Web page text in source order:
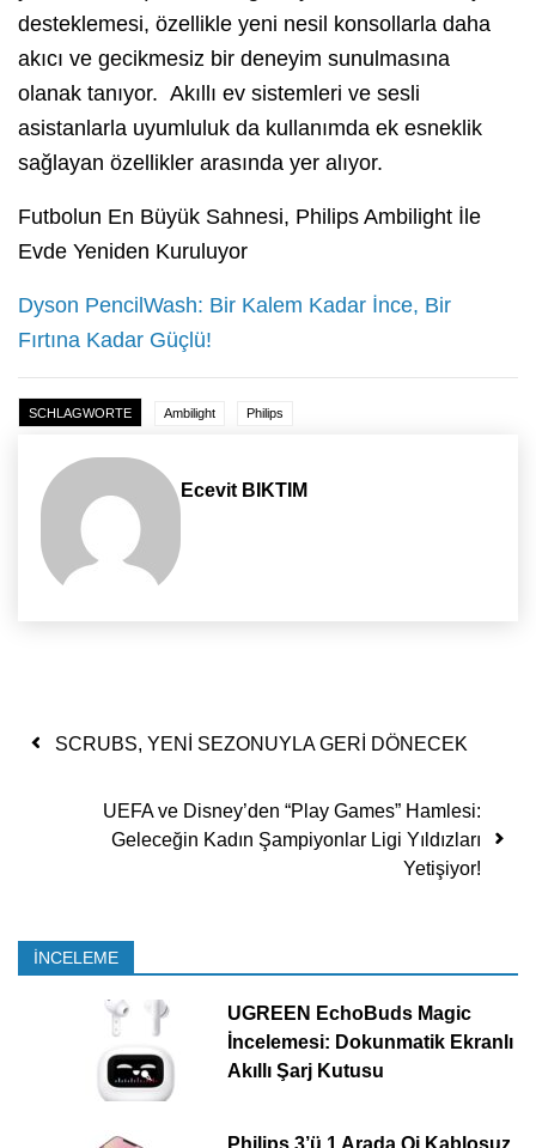
desteklemesi, özellikle yeni nesil konsollarla daha
akıcı ve gecikmesiz bir deneyim sunulmasına
olanak tanıyor. Akıllı ev sistemleri ve sesli
asistanlarla uyumluluk da kullanımda ek esneklik
sağlayan özellikler arasında yer alıyor.
Futbolun En Büyük Sahnesi, Philips Ambilight İle
Evde Yeniden Kuruluyor
Dyson PencilWash: Bir Kalem Kadar İnce, Bir
Fırtına Kadar Güçlü!
SCHLAGWORTE Ambilight Philips
Ecevit BIKTIM
Yazı dolaşımı
SCRUBS, YENİ SEZONUYLA GERİ DÖNECEK
UEFA ve Disney’den “Play Games” Hamlesi:
Geleceğin Kadın Şampiyonlar Ligi Yıldızları
Yetişiyor!
İNCELEME
UGREEN EchoBuds Magic
İncelemesi: Dokunmatik Ekranlı
Akıllı Şarj Kutusu
Philips 3’ü 1 Arada Qi Kablosuz